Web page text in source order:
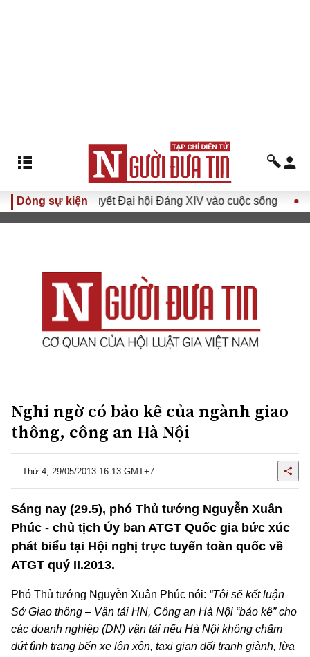
Dòng sự kiện
Đưa Nghị quyết Đại hội Đảng XIV vào cuộc sống Hướng
Nghi ngờ có bảo kê của ngành giao
thông, công an Hà Nội
Thứ 4, 29/05/2013 16:13 GMT+7
Sáng nay (29.5), phó Thủ tướng Nguyễn Xuân
Phúc - chủ tịch Ủy ban ATGT Quốc gia bức xúc
phát biểu tại Hội nghị trực tuyến toàn quốc về
ATGT quý II.2013.
Phó Thủ tướng Nguyễn Xuân Phúc nói: “Tôi sẽ kết luận
Sở Giao thông – Vận tải HN, Công an Hà Nội “bảo kê” cho
các doanh nghiệp (DN) vận tải nếu Hà Nội không chấm
dứt tình trạng bến xe lộn xộn, taxi gian dối tranh giành, lừa